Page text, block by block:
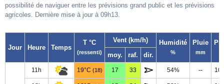
possibilité de naviguer entre les prévisions grand public et les prévisions
agricoles. Dernière mise à jour à 09h13.
Jour Heure Temps
T °C
(ressenti)
Vent (km/h) Humidité
%
Pluie
mm
moy. raf. dir.
11h 19°C (18) 17 33 54% --